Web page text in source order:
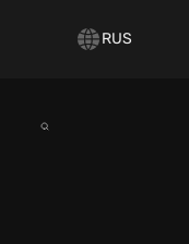
RUS